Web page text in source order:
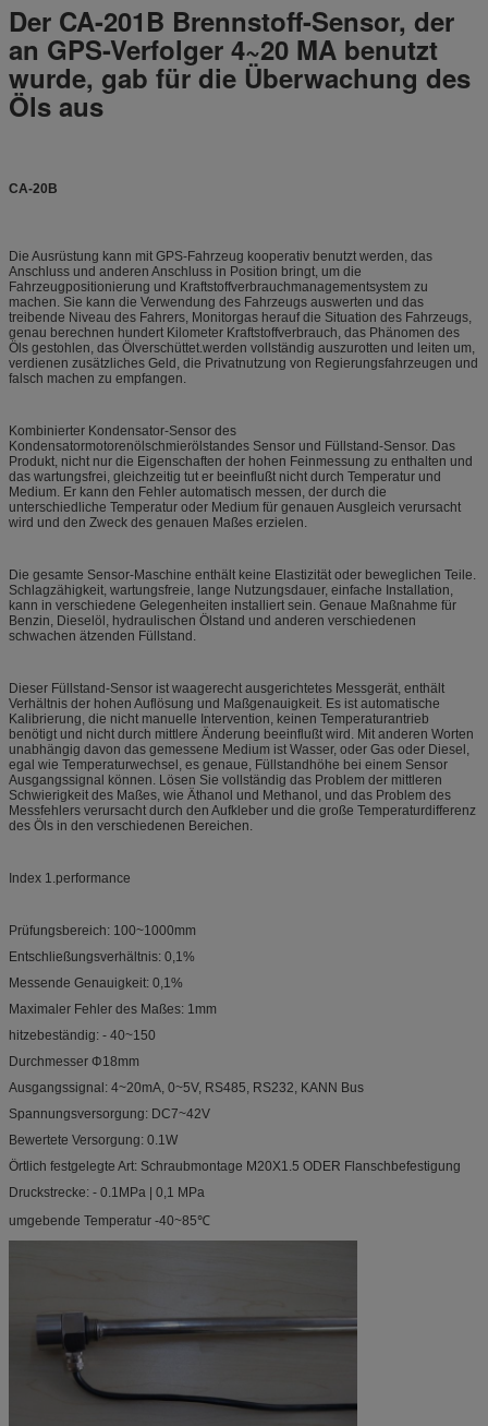
Der CA-201B Brennstoff-Sensor, der
an GPS-Verfolger 4~20 MA benutzt
wurde, gab für die Überwachung des
Öls aus
CA-20B
Die Ausrüstung kann mit GPS-Fahrzeug kooperativ benutzt werden, das
Anschluss und anderen Anschluss in Position bringt, um die
Fahrzeugpositionierung und Kraftstoffverbrauchmanagementsystem zu
machen. Sie kann die Verwendung des Fahrzeugs auswerten und das
treibende Niveau des Fahrers, Monitorgas herauf die Situation des Fahrzeugs,
genau berechnen hundert Kilometer Kraftstoffverbrauch, das Phänomen des
Öls gestohlen, das Ölverschüttet.werden vollständig auszurotten und leiten um,
verdienen zusätzliches Geld, die Privatnutzung von Regierungsfahrzeugen und
falsch machen zu empfangen.
Kombinierter Kondensator-Sensor des
Kondensatormotorenölschmierölstandes Sensor und Füllstand-Sensor. Das
Produkt, nicht nur die Eigenschaften der hohen Feinmessung zu enthalten und
das wartungsfrei, gleichzeitig tut er beeinflußt nicht durch Temperatur und
Medium. Er kann den Fehler automatisch messen, der durch die
unterschiedliche Temperatur oder Medium für genauen Ausgleich verursacht
wird und den Zweck des genauen Maßes erzielen.
Die gesamte Sensor-Maschine enthält keine Elastizität oder beweglichen Teile.
Schlagzähigkeit, wartungsfreie, lange Nutzungsdauer, einfache Installation,
kann in verschiedene Gelegenheiten installiert sein. Genaue Maßnahme für
Benzin, Dieselöl, hydraulischen Ölstand und anderen verschiedenen
schwachen ätzenden Füllstand.
Dieser Füllstand-Sensor ist waagerecht ausgerichtetes Messgerät, enthält
Verhältnis der hohen Auflösung und Maßgenauigkeit. Es ist automatische
Kalibrierung, die nicht manuelle Intervention, keinen Temperaturantrieb
benötigt und nicht durch mittlere Änderung beeinflußt wird. Mit anderen Worten
unabhängig davon das gemessene Medium ist Wasser, oder Gas oder Diesel,
egal wie Temperaturwechsel, es genaue, Füllstandhöhe bei einem Sensor
Ausgangssignal können. Lösen Sie vollständig das Problem der mittleren
Schwierigkeit des Maßes, wie Äthanol und Methanol, und das Problem des
Messfehlers verursacht durch den Aufkleber und die große Temperaturdifferenz
des Öls in den verschiedenen Bereichen.
Index 1.performance
Prüfungsbereich: 100~1000mm
Entschließungsverhältnis: 0,1%
Messende Genauigkeit: 0,1%
Maximaler Fehler des Maßes: 1mm
hitzebeständig: - 40~150
Durchmesser Φ18mm
Ausgangssignal: 4~20mA, 0~5V, RS485, RS232, KANN Bus
Spannungsversorgung: DC7~42V
Bewertete Versorgung: 0.1W
Örtlich festgelegte Art: Schraubmontage M20X1.5 ODER Flanschbefestigung
Druckstrecke: - 0.1MPa | 0,1 MPa
umgebende Temperatur -40~85℃